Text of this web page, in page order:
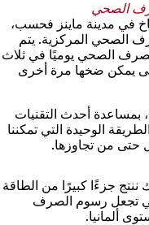
الصحي
في مدينة ماينز فحسب،
الصحي المركزية. يتم
من مياه الصرف الصحي يوميًا في ثلاث
يمكن ضخها مرة أخرى
بمساعدة أحدث التقنيات
الوحيدة التي تمكننا
حتى من تجاوزها.
ننتج جزءًا كبيرًا من الطاقة
تجعل رسوم الصرف
ألمانيا.